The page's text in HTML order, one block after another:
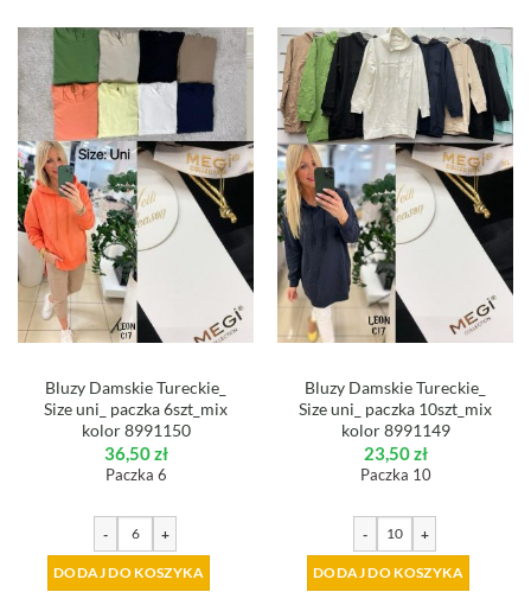
Bluzy Damskie Tureckie_
Size uni_ paczka 6szt_mix
kolor 8991150
36,50zł
Paczka 6
- +
DODAJ DO KOSZYKA
Bluzy Damskie Tureckie_
Size uni_ paczka 10szt_mix
kolor 8991149
23,50zł
Paczka 10
- +
DODAJ DO KOSZYKA